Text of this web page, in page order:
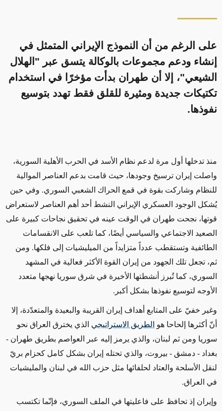
على الرغم من أن النموذج الإيراني المتمثل في
إنشاء ودعم مجموعات بالوكالة يتسق عبر "الهلال
الشيعي"، إلا أن طهران بدأت مؤخرًا في استخدام
تكتيكات جديدة ومثيرة للقلق فقط تهدد بتوسيع
نفوذها.
منذ تدخلها أول مرة لدعم نظام الأسد في الحرب الأهلية السورية،
واصلت إيران ترسيخ وجودها، حيث قامت بدعم العناصر الموالية
للنظام وشاركت بقوة في قمع الحراك الشعبي السوري. وفي حين
يُشكل الوجود العسكري الإيراني النشط أحد أهم العناصر لاستعراض
قوتها، نجحت طهران في الوقت عينه في تحقيق نجاحات كبيرة على
الصعيد الاجتماعي والسياسي أيضًا، كما تلعب على الانقسامات
الطائفية وتستقطب عدداً متزايداً من الميليشيات إلى فلكها. ومن
ثم، تجعل تلك الجهود من إيران القوة الأكثر فعالية في المشهد
السوري، كما تُبرز أنشطتها الأخيرة في شرق سوريا نهجها متعدد
الأوجه لتوسيع نفوذها بشكل أكبر.
وغير خفيّ على المتابع أهداف إيران القريبة والبعيدة والمتعدّدة، إلا
أنّ أكثرها إلحاحا هو الطريق الاستراتيجي الذي يخترق العراق نحو
سوريا ومن ثم لبنان، والذي يرمز إليه عبر العواصم بطريق طهران -
بغداد - دمشق - بيروت، والذي تحتله إيران بشكل كامل كحزام بريّ
لنقل الأسلحة والعتاد لحلفائها مثل حزب الله في لبنان والمليشيات
في العراق.
وإيران إذ تحافظ على فاعليتها في الملف السوري، فإنّما تكتسب